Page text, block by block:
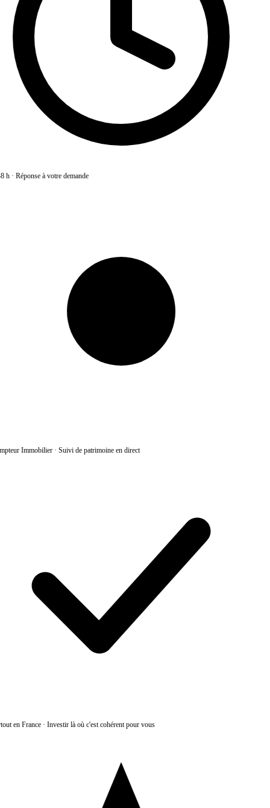
h·Réponse à votre demande
Immobilier·Suivi de patrimoine en direct
en France·Investir là où c'est cohérent pour vous